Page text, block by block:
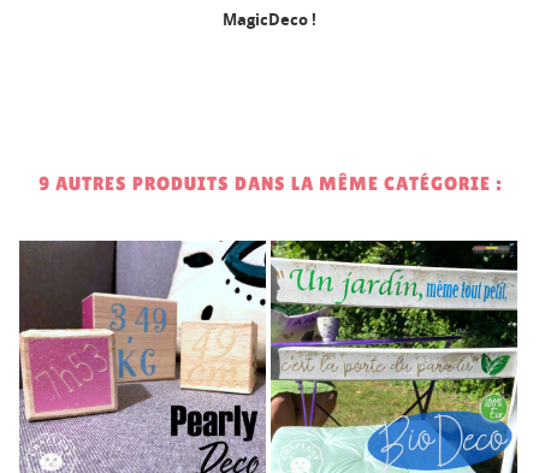
MagicDeco !
9 AUTRES PRODUITS DANS LA MÊME CATÉGORIE :